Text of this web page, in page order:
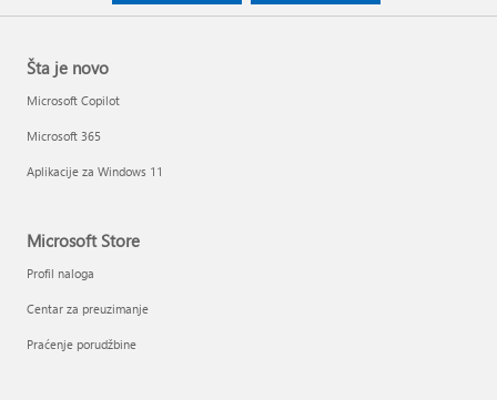
Šta je novo
Microsoft Copilot
Microsoft 365
Aplikacije za Windows 11
Microsoft Store
Profil naloga
Centar za preuzimanje
Praćenje porudžbine